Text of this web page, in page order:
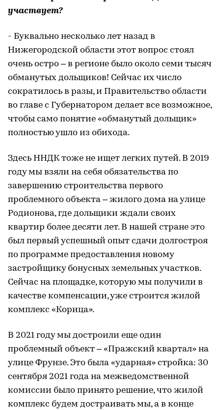
участвует?
- Буквально несколько лет назад в
Нижегородской области этот вопрос стоял
очень остро – в регионе было около семи тысяч
обманутых дольщиков! Сейчас их число
сократилось в разы, и Правительство области
во главе с Губернатором делает все возможное,
чтобы само понятие «обманутый дольщик»
полностью ушло из обихода.
Здесь ННДК тоже не ищет легких путей. В 2019
году мы взяли на себя обязательства по
завершению строительства первого
проблемного объекта – жилого дома на улице
Родионова, где дольщики ждали своих
квартир более десяти лет. В нашей стране это
был первый успешный опыт сдачи долгостроя
по программе предоставления новому
застройщику бонусных земельных участков.
Сейчас на площадке, которую мы получили в
качестве компенсации, уже строится жилой
комплекс «Корица».
В 2021 году мы достроили еще один
проблемный объект – «Пражский квартал» на
улице Фрунзе. Это была «ударная» стройка: 30
сентября 2021 года на межведомственной
комиссии было принято решение, что жилой
комплекс будем достраивать мы, а в конце